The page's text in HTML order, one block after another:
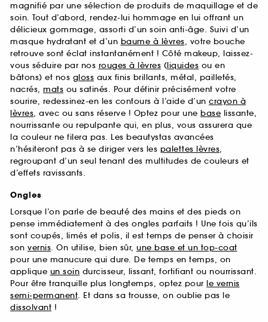
magnifié par une sélection de produits de maquillage et de
soin. Tout d’abord, rendez-lui hommage en lui offrant un
délicieux gommage, assorti d’un soin anti-âge. Suivi d’un
masque hydratant et d’un baume à lèvres, votre bouche
retrouve sont éclat instantanément ! Côté makeup, laissez-
vous séduire par nos rouges à lèvres (liquides ou en
bâtons) et nos gloss aux finis brillants, métal, pailletés,
nacrés, mats ou satinés. Pour définir précisément votre
sourire, redessinez-en les contours à l’aide d’un crayon à
lèvres, avec ou sans réserve ! Optez pour une base lissante,
nourrissante ou repulpante qui, en plus, vous assurera que
la couleur ne filera pas. Les beautystas avancées
n’hésiteront pas à se diriger vers les palettes lèvres,
regroupant d’un seul tenant des multitudes de couleurs et
d’effets ravissants.
Ongles
Lorsque l’on parle de beauté des mains et des pieds on
pense immédiatement à des ongles parfaits ! Une fois qu’ils
sont coupés, limés et polis, il est temps de penser à choisir
son vernis. On utilise, bien sûr, une base et un top-coat
pour une manucure qui dure. De temps en temps, on
applique un soin durcisseur, lissant, fortifiant ou nourrissant.
Pour être tranquille plus longtemps, optez pour le vernis
semi-permanent. Et dans sa trousse, on oublie pas le
dissolvant !